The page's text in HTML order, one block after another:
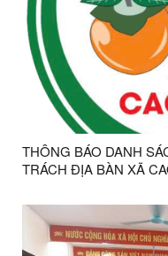
THÔNG BÁO DANH
TRÁCH ĐỊA BÀN XÃ